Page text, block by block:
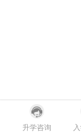
升学咨询